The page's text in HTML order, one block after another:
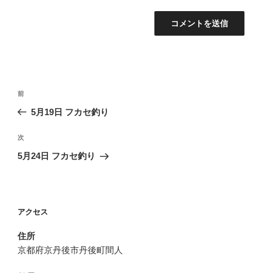
投
ナ
ビ
ゲ
ン
前
の
稿
前
5月19日 フカセ釣り
次
の
次
5月24日 フカセ釣り
アクセス
住所
京都府京丹後市丹後町間人